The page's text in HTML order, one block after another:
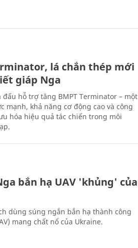
lá chắn thép mới
giáp Nga
hỗ trợ tăng BMPT Terminator – một
mạnh, khả năng cơ động cao và công
hóa hiệu quả tác chiến trong môi
bắn hạ UAV 'khủng' của
dùng súng ngắn bắn hạ thành công
mang chất nổ của Ukraine.